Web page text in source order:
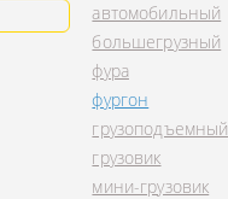
автомобильный
большегрузный
фура
фургон
грузоподъемный
грузовик
мини-грузовик